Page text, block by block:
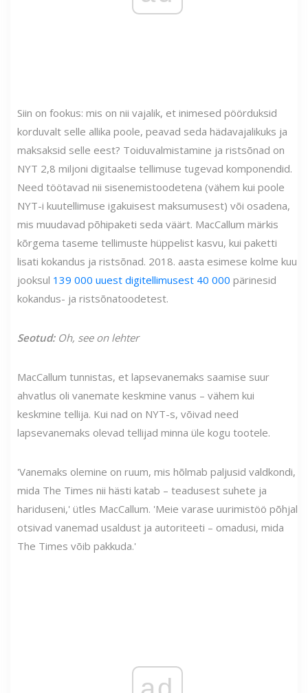
Siin on fookus: mis on nii vajalik, et inimesed pöörduksid
korduvalt selle allika poole, peavad seda hädavajalikuks ja
maksaksid selle eest? Toiduvalmistamine ja ristsõnad on
NYT 2,8 miljoni digitaalse tellimuse tugevad komponendid.
Need töötavad nii sisenemistoodetena (vähem kui poole
NYT-i kuutellimuse igakuisest maksumusest) või osadena,
mis muudavad põhipaketi seda väärt. MacCallum märkis
kõrgema taseme tellimuste hüppelist kasvu, kui paketti
lisati kokandus ja ristsõnad. 2018. aasta esimese kolme kuu
jooksul 139 000 uuest digitellimusest 40 000 pärinesid
kokandus- ja ristsõnatoodetest.
Seotud:Oh, see on lehter
MacCallum tunnistas, et lapsevanemaks saamise suur
ahvatlus oli vanemate keskmine vanus – vähem kui
keskmine tellija. Kui nad on NYT-s, võivad need
lapsevanemaks olevad tellijad minna üle kogu tootele.
'Vanemaks olemine on ruum, mis hõlmab paljusid valdkondi,
mida The Times nii hästi katab – teadusest suhete ja
hariduseni,' ütles MacCallum. 'Meie varase uurimistöö põhjal
otsivad vanemad usaldust ja autoriteeti – omadusi, mida
The Times võib pakkuda.'